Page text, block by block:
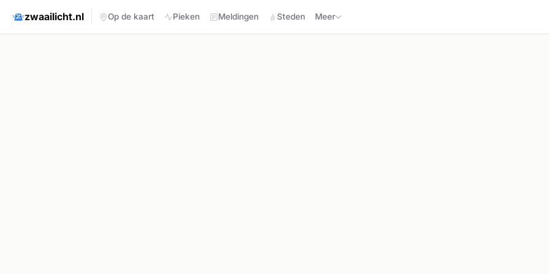
zwaailicht.nl Op de kaart Pieken Meldingen Steden Meer